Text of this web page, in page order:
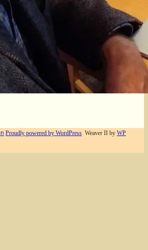
Proudly powered by WordPress Weaver II by WP